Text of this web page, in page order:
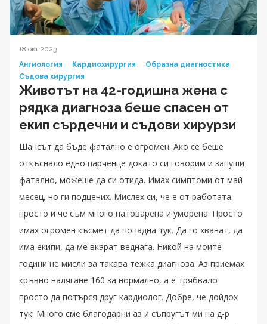
18 окт 2023
Ангиология
Кардиохирургия
Образна диагностика
Съдова хирургия
Животът на 42-годишна жена с
рядка диагноза беше спасен от
екип сърдечни и съдови хирурзи
Шансът да бъде фатално е огромен. Ако се беше
откъснало едно парченце докато си говорим и запуши
фатално, можеше да си отида. Имах симптоми от май
месец, но ги подцених. Мислех си, че е от работата
просто и че съм много натоварена и уморена. Просто
имах огромен късмет да попадна тук. Да го хванат, да
има екипи, да ме вкарат веднага. Никой на моите
години не мисли за такава тежка диагноза. Аз приемах
кръвно налягане 160 за нормално, а е трябвало
просто да потърся друг кардиолог. Добре, че дойдох
тук. Много сме благодарни аз и съпругът ми на д-р